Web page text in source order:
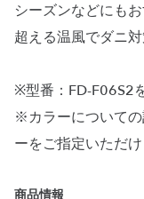
シーズンなどにも
超える温風でダニ
※型番：FD-F06S2
※カラーについて
ーをご指定いただけ
商品情報